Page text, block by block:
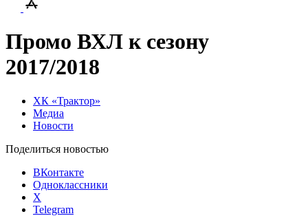
Промо ВХЛ к сезону
2017/2018
ХК «Трактор»
Медиа
Новости
Поделиться новостью
ВКонтакте
Одноклассники
X
Telegram